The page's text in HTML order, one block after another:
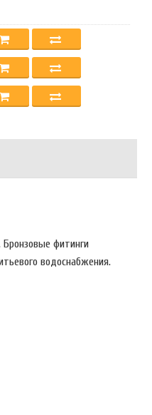
Бронзовые фитинги
водоснабжения.